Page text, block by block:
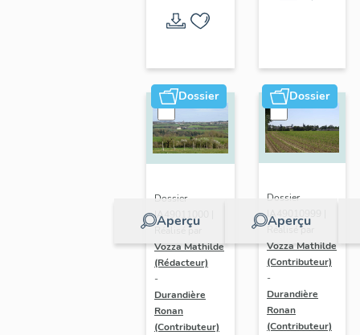
l'opération
Dossier
Aperçu
Dossier
IA49011000 |
Réalisé par
Vozza Mathilde
(Rédacteur)
-
Durandière
Ronan
(Contributeur)
Dossier
Aperçu
Dossier
IA49010999 |
Réalisé par
Vozza Mathilde
(Contributeur)
-
Durandière
Ronan
(Contributeur)